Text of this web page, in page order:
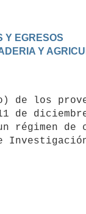
Y EGRESOS
Y
de
régimen